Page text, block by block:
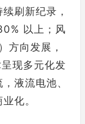
刷新纪录，
以上；风
方向发展，
现多元化发
液流电池、
化。​